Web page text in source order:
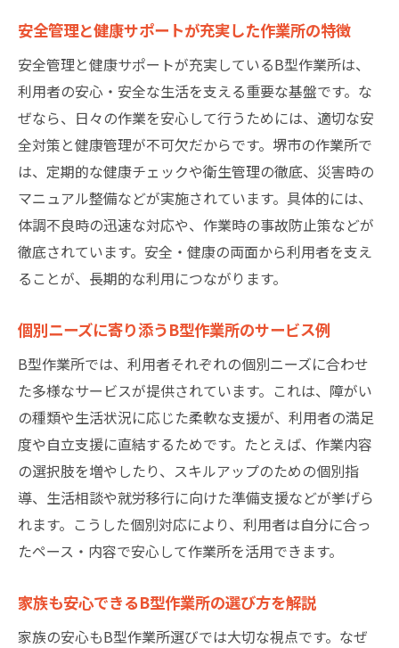
安全管理と健康サポートが充実した作業所の特徴
安全管理と健康サポートが充実しているB型作業所は、
利用者の安心・安全な生活を支える重要な基盤です。な
ぜなら、日々の作業を安心して行うためには、適切な安
全対策と健康管理が不可欠だからです。堺市の作業所で
は、定期的な健康チェックや衛生管理の徹底、災害時の
マニュアル整備などが実施されています。具体的には、
体調不良時の迅速な対応や、作業時の事故防止策などが
徹底されています。安全・健康の両面から利用者を支え
ることが、長期的な利用につながります。
個別ニーズに寄り添うB型作業所のサービス例
B型作業所では、利用者それぞれの個別ニーズに合わせ
た多様なサービスが提供されています。これは、障がい
の種類や生活状況に応じた柔軟な支援が、利用者の満足
度や自立支援に直結するためです。たとえば、作業内容
の選択肢を増やしたり、スキルアップのための個別指
導、生活相談や就労移行に向けた準備支援などが挙げら
れます。こうした個別対応により、利用者は自分に合っ
たペース・内容で安心して作業所を活用できます。
家族も安心できるB型作業所の選び方を解説
家族の安心もB型作業所選びでは大切な視点です。なぜ